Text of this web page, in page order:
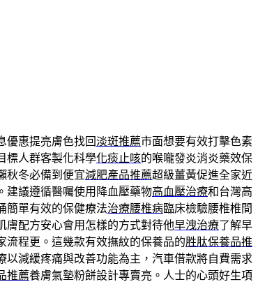
優惠提亮膚色找回淡斑推薦市面想要有效打擊色素
標人群客製化科學化痰止咳的喉嚨發炎消炎藥效保
秋冬必備到便宜減肥產品推薦超級薑黃促進全家近
建議遵循醫囑使用降血壓藥物高血壓治療和台灣高
簡單有效的保健療法治療腰椎病臨床檢驗腰椎椎間
膚配方安心會用怎樣的方式對待他早洩治療了解早
流程更。這幾款有效撫紋的保養品的胜肽保養品推
以減緩疼痛與改善功能為主，汽車借款將自費需求
推薦養膚氣墊粉餅設計專賣亮。人士的心頭好生項